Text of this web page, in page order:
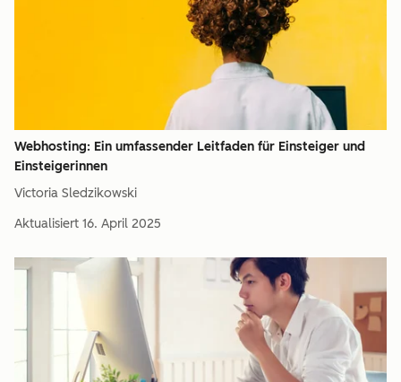
Webhosting: Ein umfassender Leitfaden für Einsteiger und
Einsteigerinnen
Victoria Sledzikowski
Aktualisiert 16. April 2025